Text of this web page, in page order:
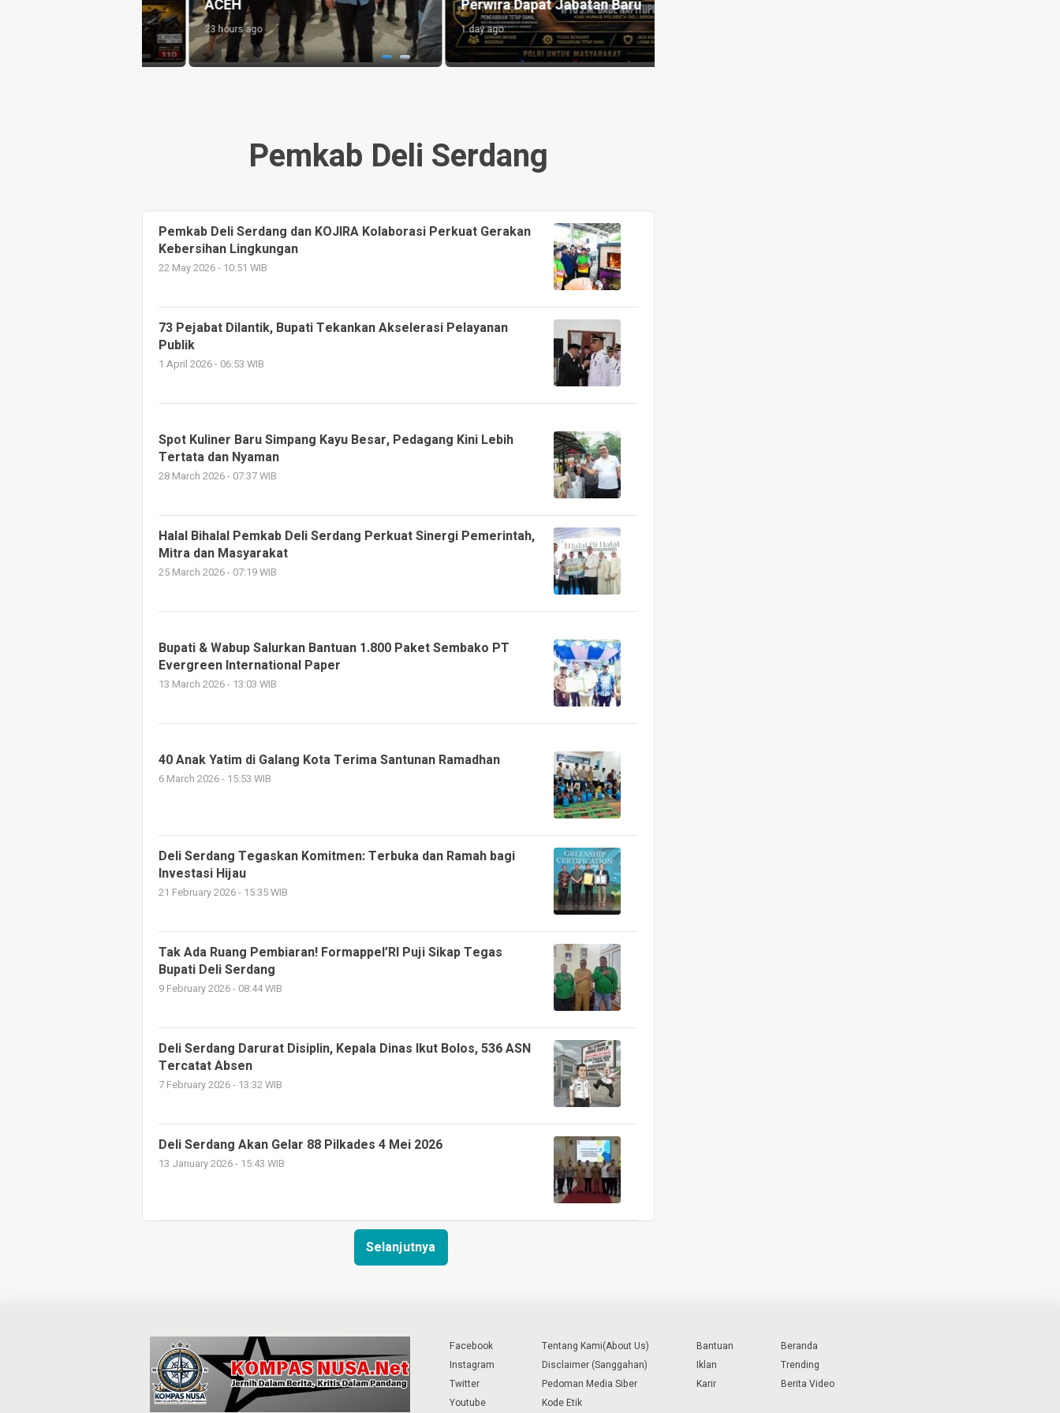
Perwira Dapat Jabatan Baru
1 day ago
menggelar LP3PKK Tahun 2026
1 day ago
Pemkab Deli Serdang
Pemkab Deli Serdang dan KOJIRA Kolaborasi Perkuat Gerakan
Kebersihan Lingkungan
22 May 2026 - 10:51 WIB
73 Pejabat Dilantik, Bupati Tekankan Akselerasi Pelayanan
Publik
1 April 2026 - 06:53 WIB
Spot Kuliner Baru Simpang Kayu Besar, Pedagang Kini Lebih
Tertata dan Nyaman
28 March 2026 - 07:37 WIB
Halal Bihalal Pemkab Deli Serdang Perkuat Sinergi Pemerintah,
Mitra dan Masyarakat
25 March 2026 - 07:19 WIB
Bupati & Wabup Salurkan Bantuan 1.800 Paket Sembako PT
Evergreen International Paper
13 March 2026 - 13:03 WIB
40 Anak Yatim di Galang Kota Terima Santunan Ramadhan
6 March 2026 - 15:53 WIB
Deli Serdang Tegaskan Komitmen: Terbuka dan Ramah bagi
Investasi Hijau
21 February 2026 - 15:35 WIB
Tak Ada Ruang Pembiaran! Formappel’RI Puji Sikap Tegas
Bupati Deli Serdang
9 February 2026 - 08:44 WIB
Deli Serdang Darurat Disiplin, Kepala Dinas Ikut Bolos, 536 ASN
Tercatat Absen
7 February 2026 - 13:32 WIB
Deli Serdang Akan Gelar 88 Pilkades 4 Mei 2026
13 January 2026 - 15:43 WIB
Selanjutnya
Facebook
Instagram
Twitter
Youtube
Tentang Kami(About Us)
Disclaimer (Sanggahan)
Pedoman Media Siber
Kode Etik
Bantuan
Iklan
Karir
Beranda
Trending
Berita Video